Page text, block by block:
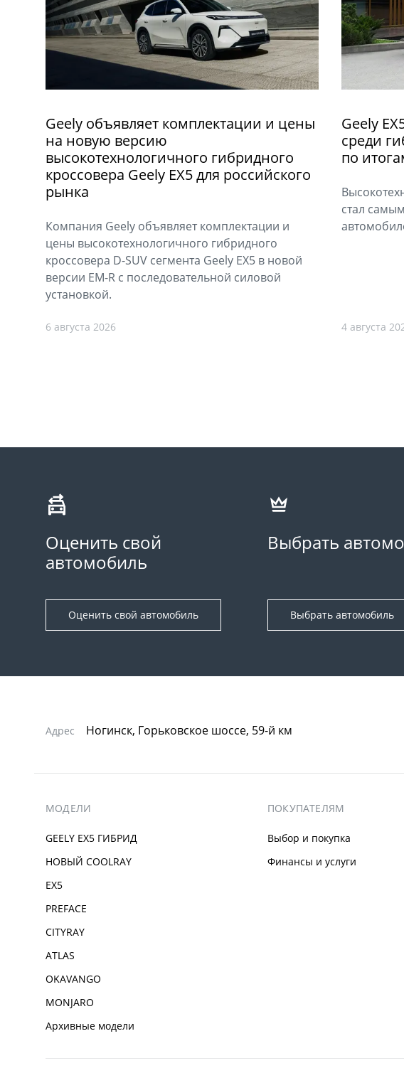
Geely объявляет комплектации и цены
на новую версию
высокотехнологичного гибридного
кроссовера Geely EX5 для российского
рынка
Компания Geely объявляет комплектации и
цены высокотехнологичного гибридного
кроссовера D-SUV сегмента Geely EX5 в новой
версии EM-R с последовательной силовой
установкой.
6 августа 2026
Geely
среди
по
стал
4 августа
Оценить свой
автомобиль
Оценить свой автомобиль
Выбрать
Выбрать автомобиль
Адрес Ногинск, Горьковское шоссе, 59-й км
МОДЕЛИ
GEELY EX5 ГИБРИД
НОВЫЙ COOLRAY
EX5
PREFACE
CITYRAY
ATLAS
OKAVANGO
MONJARO
Архивные модели
ПОКУПАТЕЛЯМ
Выбор и покупка
Финансы и услуги